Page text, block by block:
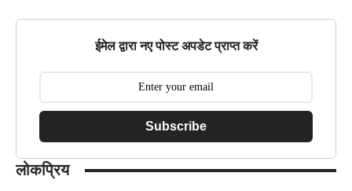
ईमेल द्वारा नए पोस्ट अपडेट प्राप्त करें
Subscribe
लोकप्रिय